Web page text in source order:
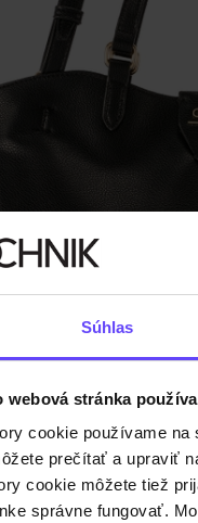
Súhlas
webová stránka
cookie používame
prečítať a upraviť
cookie môžete tiež
správne fungovať.